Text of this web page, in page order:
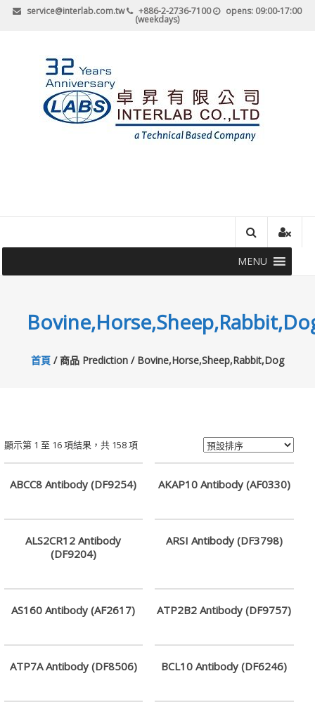
Skip
service@interlab.com.tw +886-2-2736-7100 opens: 09:00-17:00
(weekdays)
有
最
專
業
研
究
供
應
商
限
司
–
專
MENU
首頁/ 商品 Prediction / Bovine,Horse,Sheep,Rabbit,Dog
顯示第 1 至 16 項結果，共 158 項
ABCC8 Antibody (DF9254) AKAP10 Antibody (AF0330)
ALS2CR12 Antibody
(DF9204)
ARSI Antibody (DF3798)
AS160 Antibody (AF2617) ATP2B2 Antibody (DF9757)
ATP7A Antibody (DF8506) BCL10 Antibody (DF6246)